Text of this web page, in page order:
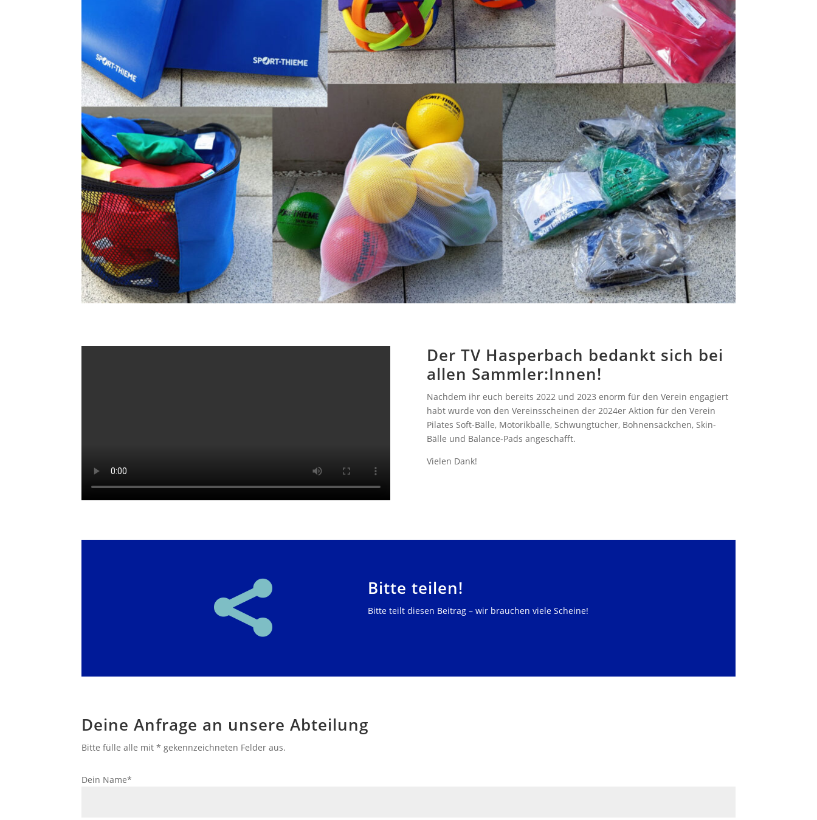
Der TV Hasperbach bedankt sich bei
allen Sammler:Innen!
Nachdem ihr euch bereits 2022 und 2023 enorm für den Verein engagiert
habt wurde von den Vereinsscheinen der 2024er Aktion für den Verein
Pilates Soft-Bälle, Motorikbälle, Schwungtücher, Bohnensäckchen, Skin-
Bälle und Balance-Pads angeschafft.
Vielen Dank!
 Bitte teilen!
Bitte teilt diesen Beitrag – wir brauchen viele Scheine!
Deine Anfrage an unsere Abteilung
Bitte fülle alle mit * gekennzeichneten Felder aus.
Dein Name*